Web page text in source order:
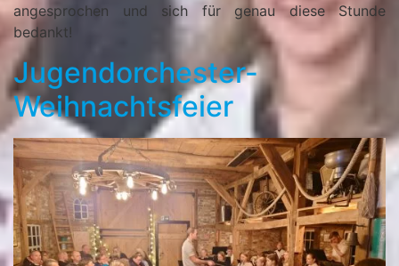
angesprochen und sich für genau diese Stunde
bedankt!
Jugendorchester-
Weihnachtsfeier